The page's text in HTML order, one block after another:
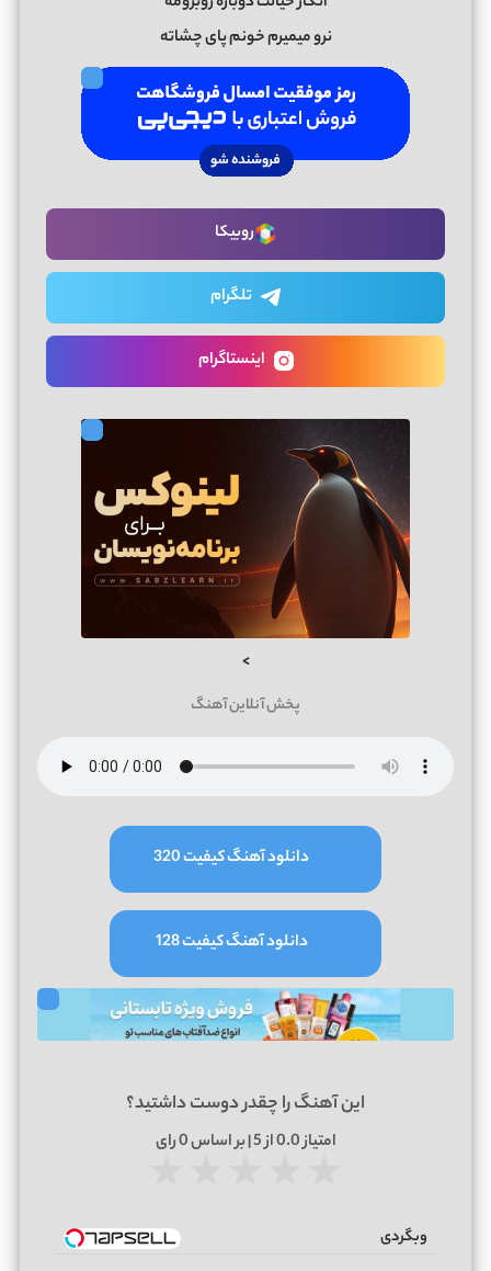
نرو میمیرم خونم پای چشاته
روبیکا
تلگرام
اینستاگرام
>
پخش آنلاین آهنگ
دانلود آهنگ کیفیت 320
دانلود آهنگ کیفیت 128
این آهنگ را چقدر دوست داشتید؟
امتیاز0.0از 5 | بر اساس 0رای
وبگردی